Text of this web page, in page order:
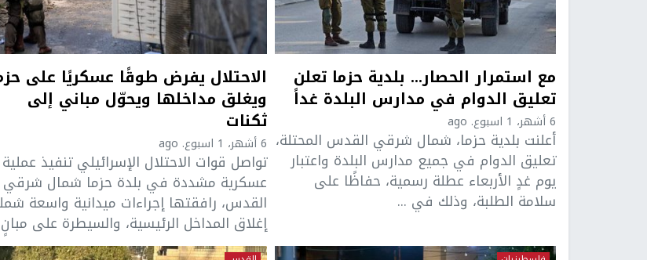
مع استمرار الحصار... بلدية حزما تعلن
تعليق الدوام في مدارس البلدة غداً
6 أشهر، 1 اسبوع. ago
أعلنت بلدية حزما، شمال شرقي القدس المحتلة،
تعليق الدوام في جميع مدارس البلدة واعتبار
يوم غدٍ الأربعاء عطلة رسمية، حفاظًا على
سلامة الطلبة، وذلك في ...
الاحتلال يفرض طوقًا عسكريًا على
ويغلق مداخلها ويحوّل مباني إلى
ثكنات
6 أشهر، 1 اسبوع. ago
تواصل قوات الاحتلال الإسرائيلي تنفيذ عملية
عسكرية مشددة في بلدة حزما شمال شرقي
القدس، رافقتها إجراءات ميدانية واسعة
إغلاق المداخل الرئيسية، والسيطرة على